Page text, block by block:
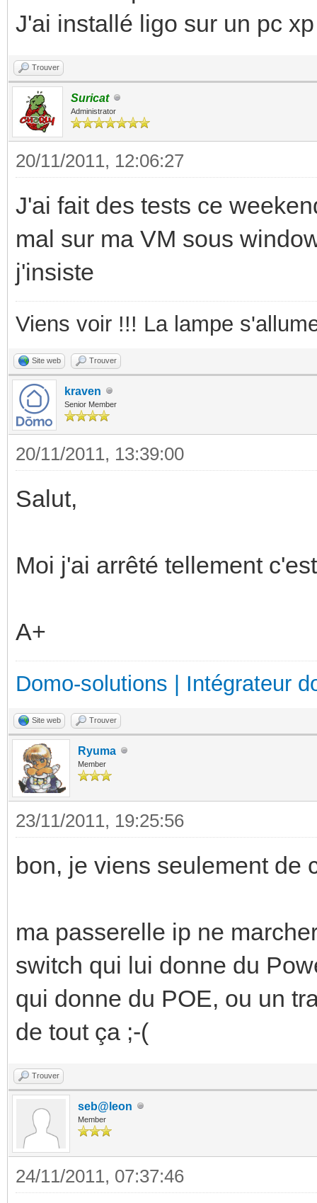
J'ai installé ligo sur un pc
Trouver
Suricat
Administrator
20/11/2011, 12:06:27
J'ai fait des tests ce
mal sur ma VM sous
j'insiste
Viens voir !!! La lampe
Site web Trouver
kraven
Senior Member
20/11/2011, 13:39:00
Salut,
Moi j'ai arrêté tellement
A+
Domo-solutions | Intégrateur
Site web Trouver
Ryuma
Member
23/11/2011, 19:25:56
bon, je viens seulement de
ma passerelle ip ne
switch qui lui donne du
qui donne du POE, ou un
de tout ça ;-(
Trouver
seb@leon
Member
24/11/2011, 07:37:46